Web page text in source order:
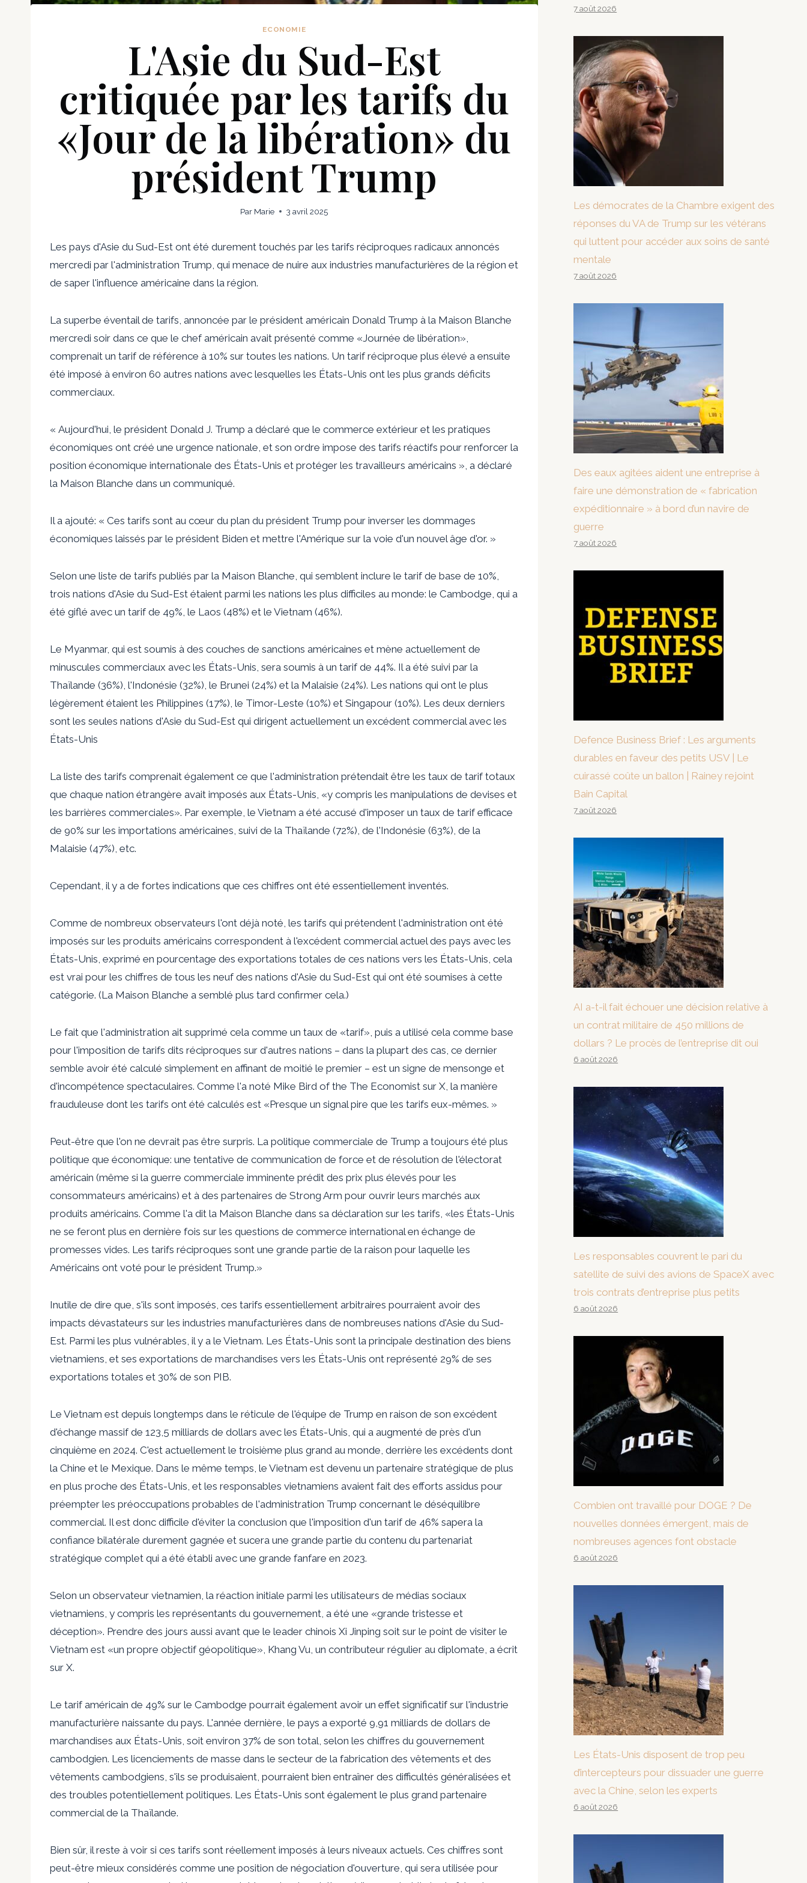
ECONOMIE
L'Asie du Sud-Est
critiquée par les tarifs du
«Jour de la libération» du
président Trump
Par Marie 3 avril 2025
Les pays d'Asie du Sud-Est ont été durement touchés par les tarifs réciproques radicaux annoncés
mercredi par l'administration Trump, qui menace de nuire aux industries manufacturières de la région et
de saper l'influence américaine dans la région.
La superbe éventail de tarifs, annoncée par le président américain Donald Trump à la Maison Blanche
mercredi soir dans ce que le chef américain avait présenté comme «Journée de libération»,
comprenait un tarif de référence à 10% sur toutes les nations. Un tarif réciproque plus élevé a ensuite
été imposé à environ 60 autres nations avec lesquelles les États-Unis ont les plus grands déficits
commerciaux.
« Aujourd'hui, le président Donald J. Trump a déclaré que le commerce extérieur et les pratiques
économiques ont créé une urgence nationale, et son ordre impose des tarifs réactifs pour renforcer la
position économique internationale des États-Unis et protéger les travailleurs américains », a déclaré
la Maison Blanche dans un communiqué.
Il a ajouté: « Ces tarifs sont au cœur du plan du président Trump pour inverser les dommages
économiques laissés par le président Biden et mettre l'Amérique sur la voie d'un nouvel âge d'or. »
Selon une liste de tarifs publiés par la Maison Blanche, qui semblent inclure le tarif de base de 10%,
trois nations d'Asie du Sud-Est étaient parmi les nations les plus difficiles au monde: le Cambodge, qui a
été giflé avec un tarif de 49%, le Laos (48%) et le Vietnam (46%).
Le Myanmar, qui est soumis à des couches de sanctions américaines et mène actuellement de
minuscules commerciaux avec les États-Unis, sera soumis à un tarif de 44%. Il a été suivi par la
Thaïlande (36%), l'Indonésie (32%), le Brunei (24%) et la Malaisie (24%). Les nations qui ont le plus
légèrement étaient les Philippines (17%), le Timor-Leste (10%) et Singapour (10%). Les deux derniers
sont les seules nations d'Asie du Sud-Est qui dirigent actuellement un excédent commercial avec les
États-Unis
La liste des tarifs comprenait également ce que l'administration prétendait être les taux de tarif totaux
que chaque nation étrangère avait imposés aux États-Unis, «y compris les manipulations de devises et
les barrières commerciales». Par exemple, le Vietnam a été accusé d'imposer un taux de tarif efficace
de 90% sur les importations américaines, suivi de la Thaïlande (72%), de l'Indonésie (63%), de la
Malaisie (47%), etc.
Cependant, il y a de fortes indications que ces chiffres ont été essentiellement inventés.
Comme de nombreux observateurs l'ont déjà noté, les tarifs qui prétendent l'administration ont été
imposés sur les produits américains correspondent à l'excédent commercial actuel des pays avec les
États-Unis, exprimé en pourcentage des exportations totales de ces nations vers les États-Unis, cela
est vrai pour les chiffres de tous les neuf des nations d'Asie du Sud-Est qui ont été soumises à cette
catégorie. (La Maison Blanche a semblé plus tard confirmer cela.)
Le fait que l'administration ait supprimé cela comme un taux de «tarif», puis a utilisé cela comme base
pour l'imposition de tarifs dits réciproques sur d'autres nations – dans la plupart des cas, ce dernier
semble avoir été calculé simplement en affinant de moitié le premier – est un signe de mensonge et
d'incompétence spectaculaires. Comme l'a noté Mike Bird of the The Economist sur X, la manière
frauduleuse dont les tarifs ont été calculés est «Presque un signal pire que les tarifs eux-mêmes. »
Peut-être que l'on ne devrait pas être surpris. La politique commerciale de Trump a toujours été plus
politique que économique: une tentative de communication de force et de résolution de l'électorat
américain (même si la guerre commerciale imminente prédit des prix plus élevés pour les
consommateurs américains) et à des partenaires de Strong Arm pour ouvrir leurs marchés aux
produits américains. Comme l'a dit la Maison Blanche dans sa déclaration sur les tarifs, «les États-Unis
ne se feront plus en dernière fois sur les questions de commerce international en échange de
promesses vides. Les tarifs réciproques sont une grande partie de la raison pour laquelle les
Américains ont voté pour le président Trump.»
Inutile de dire que, s'ils sont imposés, ces tarifs essentiellement arbitraires pourraient avoir des
impacts dévastateurs sur les industries manufacturières dans de nombreuses nations d'Asie du Sud-
Est. Parmi les plus vulnérables, il y a le Vietnam. Les États-Unis sont la principale destination des biens
vietnamiens, et ses exportations de marchandises vers les États-Unis ont représenté 29% de ses
exportations totales et 30% de son PIB.
Le Vietnam est depuis longtemps dans le réticule de l'équipe de Trump en raison de son excédent
d'échange massif de 123,5 milliards de dollars avec les États-Unis, qui a augmenté de près d'un
cinquième en 2024. C'est actuellement le troisième plus grand au monde, derrière les excédents dont
la Chine et le Mexique. Dans le même temps, le Vietnam est devenu un partenaire stratégique de plus
en plus proche des États-Unis, et les responsables vietnamiens avaient fait des efforts assidus pour
préempter les préoccupations probables de l'administration Trump concernant le déséquilibre
commercial. Il est donc difficile d'éviter la conclusion que l'imposition d'un tarif de 46% sapera la
confiance bilatérale durement gagnée et sucera une grande partie du contenu du partenariat
stratégique complet qui a été établi avec une grande fanfare en 2023.
Selon un observateur vietnamien, la réaction initiale parmi les utilisateurs de médias sociaux
vietnamiens, y compris les représentants du gouvernement, a été une «grande tristesse et
déception». Prendre des jours aussi avant que le leader chinois Xi Jinping soit sur le point de visiter le
Vietnam est «un propre objectif géopolitique», Khang Vu, un contributeur régulier au diplomate, a écrit
sur X.
Le tarif américain de 49% sur le Cambodge pourrait également avoir un effet significatif sur l'industrie
manufacturière naissante du pays. L'année dernière, le pays a exporté 9,91 milliards de dollars de
marchandises aux États-Unis, soit environ 37% de son total, selon les chiffres du gouvernement
cambodgien. Les licenciements de masse dans le secteur de la fabrication des vêtements et des
vêtements cambodgiens, s'ils se produisaient, pourraient bien entraîner des difficultés généralisées et
des troubles potentiellement politiques. Les États-Unis sont également le plus grand partenaire
commercial de la Thaïlande.
Bien sûr, il reste à voir si ces tarifs sont réellement imposés à leurs niveaux actuels. Ces chiffres sont
peut-être mieux considérés comme une position de négociation d'ouverture, qui sera utilisée pour
7 août 2026
Les démocrates de la Chambre exigent des
réponses du VA de Trump sur les vétérans
qui luttent pour accéder aux soins de santé
mentale
7 août 2026
Des eaux agitées aident une entreprise à
faire une démonstration de « fabrication
expéditionnaire » à bord d’un navire de
guerre
7 août 2026
Defence Business Brief : Les arguments
durables en faveur des petits USV | Le
cuirassé coûte un ballon | Rainey rejoint
Bain Capital
7 août 2026
AI a-t-il fait échouer une décision relative à
un contrat militaire de 450 millions de
dollars ? Le procès de l’entreprise dit oui
6 août 2026
Les responsables couvrent le pari du
satellite de suivi des avions de SpaceX avec
trois contrats d’entreprise plus petits
6 août 2026
Combien ont travaillé pour DOGE ? De
nouvelles données émergent, mais de
nombreuses agences font obstacle
6 août 2026
Les États-Unis disposent de trop peu
d’intercepteurs pour dissuader une guerre
avec la Chine, selon les experts
6 août 2026